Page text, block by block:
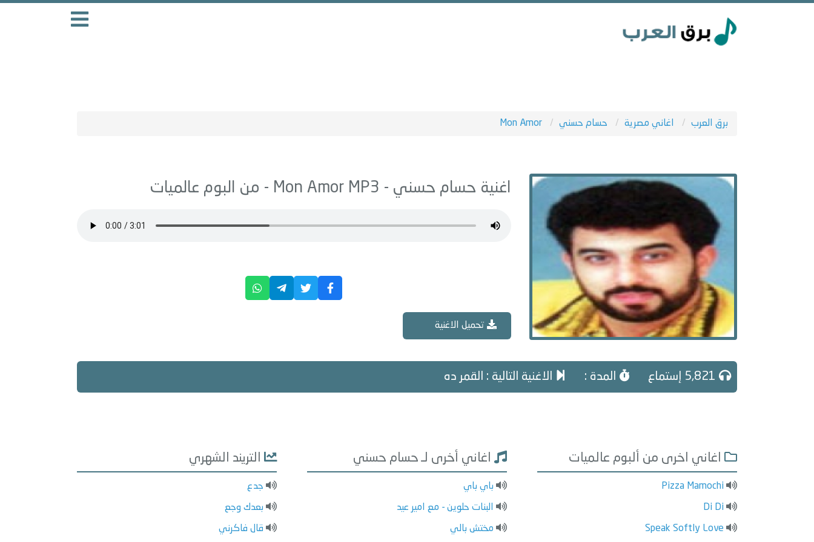
برق العرب اغاني مصرية حسام حسني Mon Amor
اغنية حسام حسني - Mon AmorMP3 - من البوم عالميات
تحميل الاغنية
المدة : الاغنية التالية : القمر ده
اغاني اخرى من ألبوم عالميات
Pizza Mamochi
Di Di
Speak Softly Love
اغاني أخرى لـ حسام حسني
باي باي
البنات حلوين - مع امير عيد
مختش بالي
التريند الشهري
جدع
بعدك وجع
قال فاكرني